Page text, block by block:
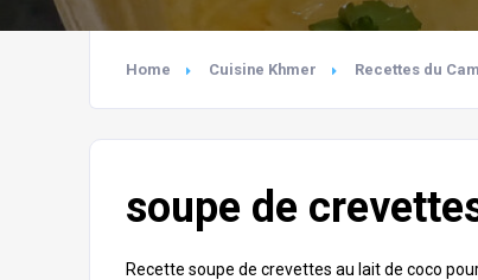
Home Cuisine Khmer Recettes du
soupe de
Recette soupe de crevettes au lait de coco